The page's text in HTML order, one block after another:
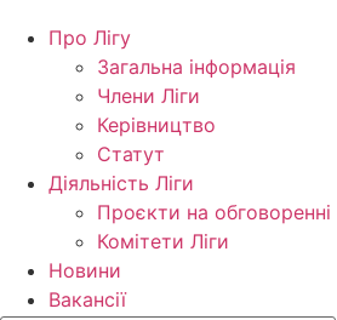
Про Лігу
Загальна інформація
Члени Ліги
Керівництво
Статут
Діяльність Ліги
Проєкти на обговоренні
Комітети Ліги
Новини
Вакансії